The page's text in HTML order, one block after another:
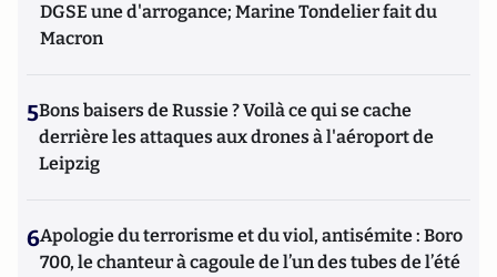
DGSE une d'arrogance; Marine Tondelier fait du
Macron
5Bons baisers de Russie ? Voilà ce qui se cache
derrière les attaques aux drones à l'aéroport de
Leipzig
6Apologie du terrorisme et du viol, antisémite : Boro
700, le chanteur à cagoule de l’un des tubes de l’été